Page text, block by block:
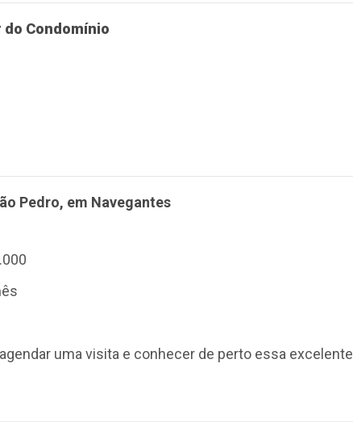
do Condomínio
Pedro, em Navegantes
uma visita e conhecer de perto essa excelente